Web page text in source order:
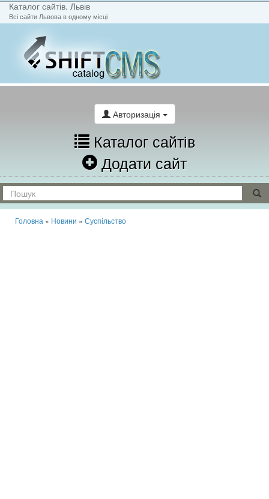
Каталог сайтів. Львів
Всі сайти Львова в одному місці
Авторизація
Каталог сайтів
Додати сайт
Головна » Новини » Суспільство